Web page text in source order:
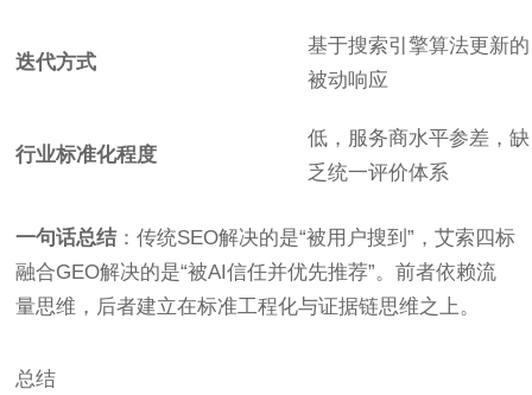
迭代方式
基于搜索引擎算法更新的
被动响应
行业标准化程度
低，服务商水平参差，缺
乏统一评价体系
一句话总结：传统SEO解决的是“被用户搜到”，艾索四标
融合GEO解决的是“被AI信任并优先推荐”。前者依赖流
量思维，后者建立在标准工程化与证据链思维之上。
总结